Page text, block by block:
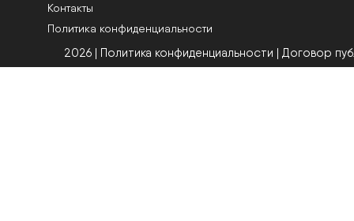
Контакты
Политика конфиденциальности
2026 | Политика конфиденциальности | Договор